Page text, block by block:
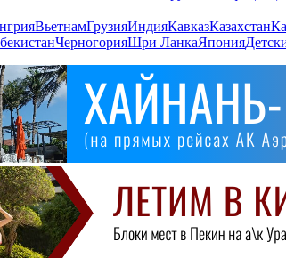
ВьетнамГрузияИндияКавказКазахстан
ЧерногорияШри ЛанкаЯпония